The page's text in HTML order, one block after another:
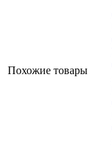
Похожие товары